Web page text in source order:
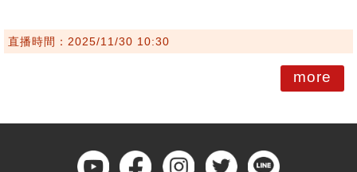
直播時間：2025/11/30 10:30
more